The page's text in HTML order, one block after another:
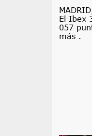
El Ibex
057
más .